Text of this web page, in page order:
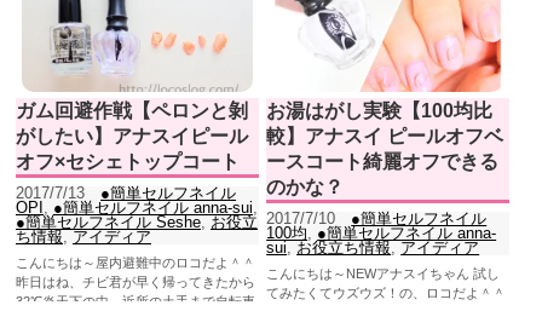
して...
ガム回避作戦【ペロンと剝
がしたい】アナスイピール
オフ×セシェトップコート
2017/7/13
●簡単セルフネイル
OPI , ●簡単セルフネイル anna-sui,
●簡単セルフネイル Seshe, お役立
ち情報, アイディア
こんにちは～屋内避難中のロコだよ＾＾
昨日はね、チビ君が早く帰ってきたから
32℃炎天下の中、近所の土手まで自転車
お湯はがし実験【100均比
較】アナスイ ピールオフベ
ースコート綺麗オフできる
のかな？
2017/7/10
●簡単セルフネイル
100均, ●簡単セルフネイル anna-
sui, お役立ち情報, アイディア
こんにちは～NEWアナスイちゃん 試し
てみたくてウズウズ！の、ロコだよ＾＾